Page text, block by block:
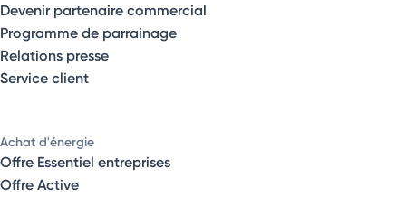
Devenir partenaire commercial
Programme de parrainage
Relations presse
Service client
Achat d'énergie
Offre Essentiel entreprises
Offre Active